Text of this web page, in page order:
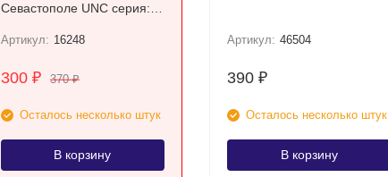
Севастополе UNC серия:
Артикул: 16248
300 ₽ 370₽
Осталось несколько штук
В корзину
Артикул: 46504
390₽
Осталось несколько штук
В корзину